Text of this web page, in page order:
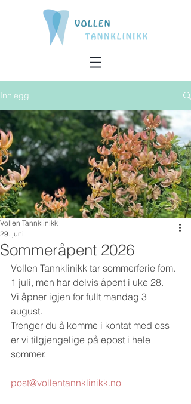
Innlegg
Sommeråpent 2026
Vollen Tannklinikk
29. juni
Vollen Tannklinikk tar sommerferie fom.
1 juli, men har delvis åpent i uke 28.
Vi åpner igjen for fullt mandag 3
august.
Trenger du å komme i kontat med oss
er vi tilgjengelige på epost i hele
sommer.
post@vollentannklinikk.no